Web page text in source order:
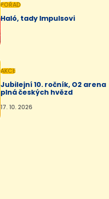
POŘAD
Haló, tady Impulsovi
AKCE
Jubilejní 10. ročník, O2 arena
plná českých hvězd
17. 10. 2026